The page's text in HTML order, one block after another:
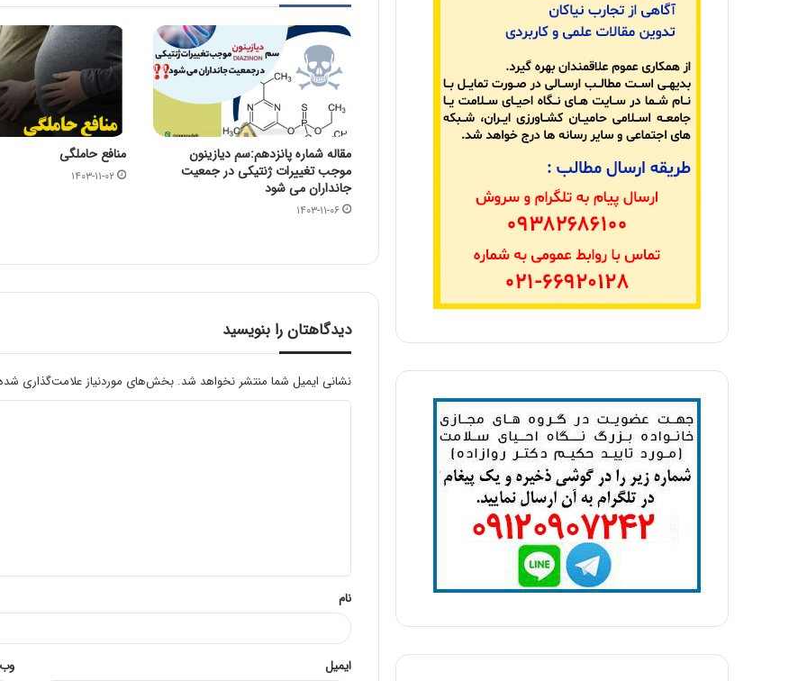
مقاله شماره پانزدهم:سم دیازینون
موجب تغییرات ژنتیکی در جمعیت
جانداران می شود
۱۴۰۳-۱۱-۰۶
منافع حاملگی
۱۴۰۳-۱۱-۰۲
دیدگاهتان را بنویسید
نشانی ایمیل شما منتشر نخواهد شد. بخش‌های موردنیاز علامت‌گذاری
*
نام
ایمیل